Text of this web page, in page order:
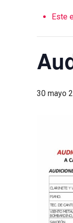
Este
30 mayo